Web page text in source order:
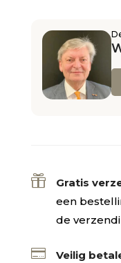
 Gratis
een
de
 Veilig